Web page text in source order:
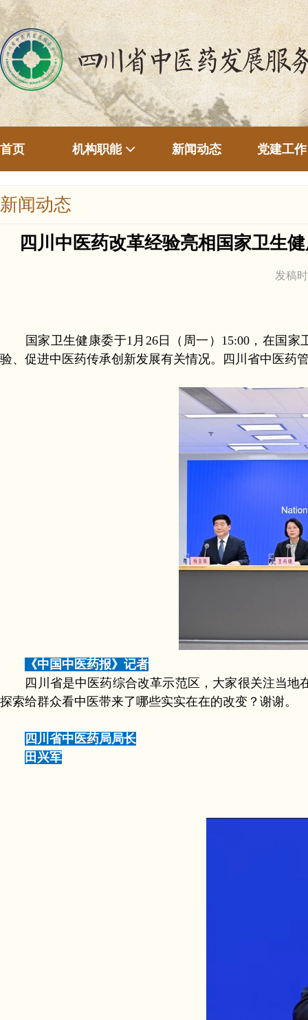
首页 机构职能 新闻动态 党建工作
新闻动态
四川中医药改革经验亮相国家卫生
发稿
国家卫生健康委于1月26日（周一）15:00，在国
验、促进中医药传承创新发展有关情况。四川省中医药
《中国中医药报》记者
四川省是中医药综合改革示范区，大家很关注当地
探索给群众看中医带来了哪些实实在在的改变？谢谢。
四川省中医药局局长
田兴军